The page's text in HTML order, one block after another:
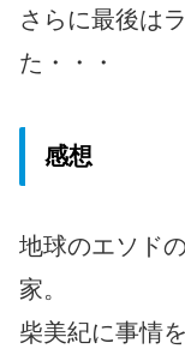
さらに最後は
た・・・
感想
地球のエソド
家。
柴美紀に事情